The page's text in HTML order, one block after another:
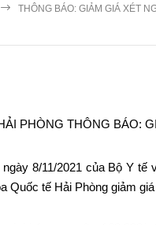
THÔNG BÁO: GIẢM GIÁ XÉT
PHÒNG THÔNG BÁO:
8/11/2021 của Bộ Y
Quốc tế Hải Phòng giảm